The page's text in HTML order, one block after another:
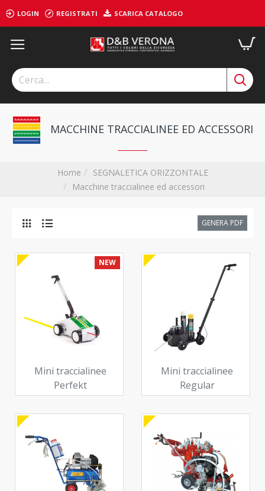
LOGIN REGISTRATI SCARICA CATALOGO
Home
SEGNALETICA ORIZZONTALE
Macchine traccialinee ed accessori
MACCHINE TRACCIALINEE ED ACCESSORI
GENERA PDF
NEW
Mini traccialinee
Perfekt
Mini traccialinee
Regular